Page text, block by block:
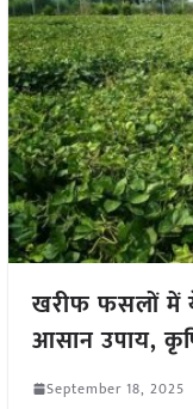
खरीफ फसलों में
आसान उपाय,
September 18, 2025